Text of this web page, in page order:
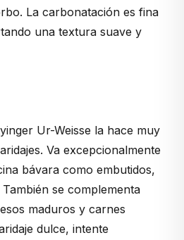
La carbonatación es fina
una textura suave y
Ur-Weisse la hace muy
Va excepcionalmente
bávara como embutidos,
se complementa
maduros y carnes
dulce, intente